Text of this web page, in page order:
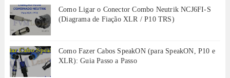
Como Ligar o Conector Combo Neutrik NCJ6FI-S
(Diagrama de Fiação XLR / P10 TRS)
Como Fazer Cabos SpeakON (para SpeakON, P10 e
XLR): Guia Passo a Passo